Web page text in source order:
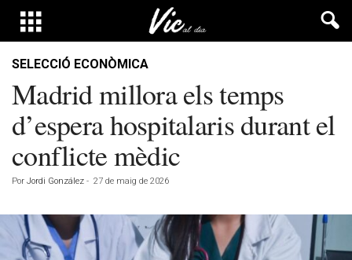
SELECCIÓ ECONÒMICA
Madrid millora els temps
d’espera hospitalaris durant el
conflicte mèdic
Por Jordi González - 27 de maig de 2026